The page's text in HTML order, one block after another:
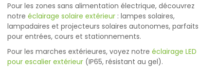
Pour les zones sans alimentation électrique, découvrez
notre éclairage solaire extérieur : lampes solaires,
lampadaires et projecteurs solaires autonomes, parfaits
pour entrées, cours et stationnements.
Pour les marches extérieures, voyez notre éclairage LED
pour escalier extérieur (IP65, résistant au gel).